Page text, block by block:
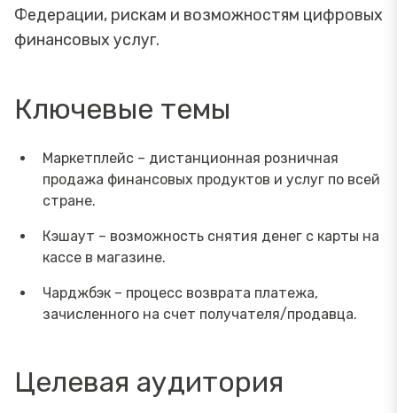
Федерации, рискам и возможностям цифровых
финансовых услуг.
Ключевые темы
Маркетплейс – дистанционная розничная
продажа финансовых продуктов и услуг по всей
стране.
Кэшаут – возможность снятия денег с карты на
кассе в магазине.
Чарджбэк – процесс возврата платежа,
зачисленного на счет получателя/продавца.
Целевая аудитория